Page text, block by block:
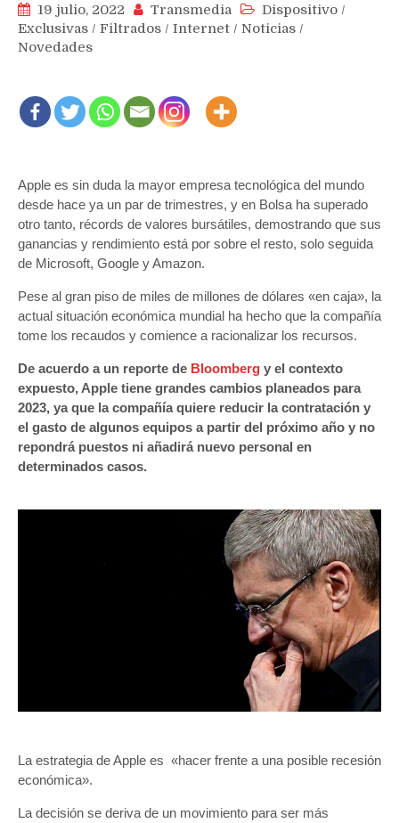
19 julio, 2022 Transmedia Dispositivo /
Exclusivas / Filtrados / Internet / Noticias /
Novedades
Apple es sin duda la mayor empresa tecnológica del mundo
desde hace ya un par de trimestres, y en Bolsa ha superado
otro tanto, récords de valores bursátiles, demostrando que sus
ganancias y rendimiento está por sobre el resto, solo seguida
de Microsoft, Google y Amazon.
Pese al gran piso de miles de millones de dólares «en caja», la
actual situación económica mundial ha hecho que la compañía
tome los recaudos y comience a racionalizar los recursos.
De acuerdo a un reporte de Bloomberg y el contexto
expuesto, Apple tiene grandes cambios planeados para
2023, ya que la compañía quiere reducir la contratación y
el gasto de algunos equipos a partir del próximo año y no
repondrá puestos ni añadirá nuevo personal en
determinados casos.
La estrategia de Apple es «hacer frente a una posible recesión
económica».
La decisión se deriva de un movimiento para ser más